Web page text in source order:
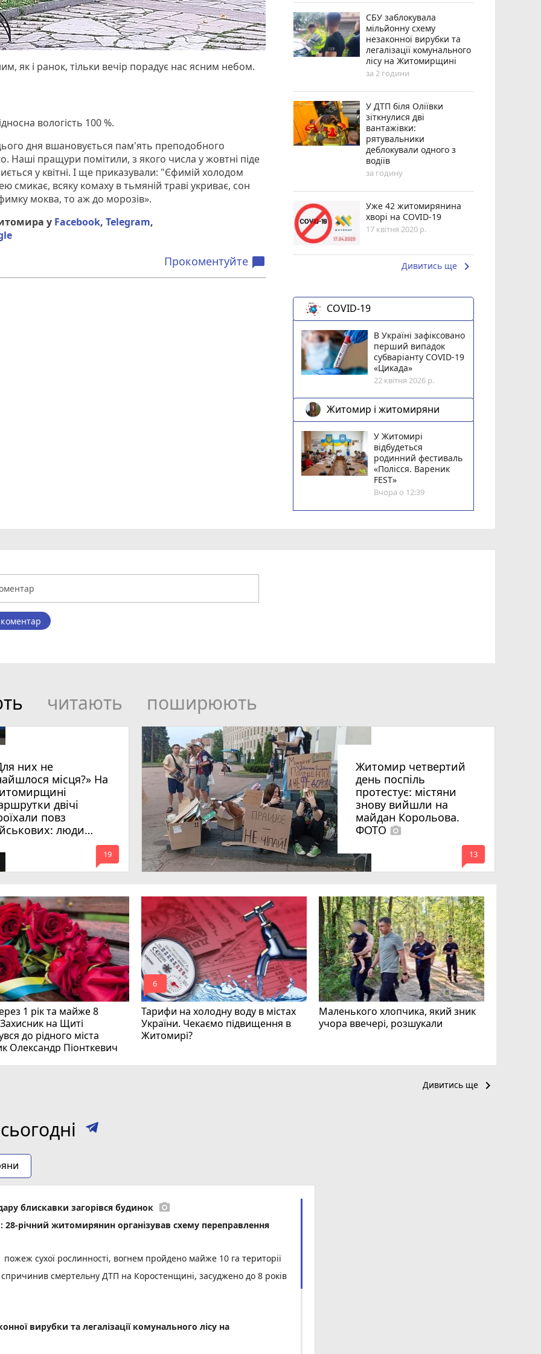
як і ранок, тільки вечір порадує нас ясним небом.
вологість 100 %.
дня вшановується пам'ять преподобного
Наші пращури помітили, з якого числа у жовтні піде
у квітні. І ще приказували: "Єфимій холодом
смикає, всяку комаху в тьмяній траві укриває, сон
моква, то аж до морозів».
у Facebook,Telegram,
Прокоментуйте chat_bubble
СБУ заблокувала
мільйонну схему
незаконної вирубки та
легалізації комунального
лісу на Житомирщині
за 2 години
У ДТП біля Оліївки
зіткнулися дві
вантажівки:
рятувальники
деблокували одного з
водіїв
за годину
Уже 42 житомирянина
хворі на COVID-19
17 квітня 2020 р.
Дивитись ще keyboard_arrow_right
COVID-19
В Україні зафіксовано
перший випадок
субваріанту COVID-19
«Цикада»
22 квітня 2026 р.
Житомир і житомиряни
У Житомирі
відбудеться
родинний фестиваль
«Полісся. Вареник
FEST»
Вчора о 12:39
читають поширюють
них не
місця?» На
двічі
повз
люди
покаратиmode_comment
19
Житомир четвертий
день поспіль
протестує: містяни
знову вийшли на
майдан Корольова.
ФОТО photo_camera
mode_comment
13
1 рік та майже 8
Захисник на Щиті
до рідного міста
Олександр Піонткевич
Тарифи на холодну воду в містах
України. Чекаємо підвищення в
Житомирі?
mode_comment
6
Маленького хлопчика, який зник
учора ввечері, розшукали
Дивитись ще keyboard_arrow_right
блискавки загорівся будинок photo_camera
28-річний житомирянин організував схему переправлення
сухої рослинності, вогнем пройдено майже 10 га території
спричинив смертельну ДТП на Коростенщині, засуджено до 8 років
вирубки та легалізації комунального лісу на